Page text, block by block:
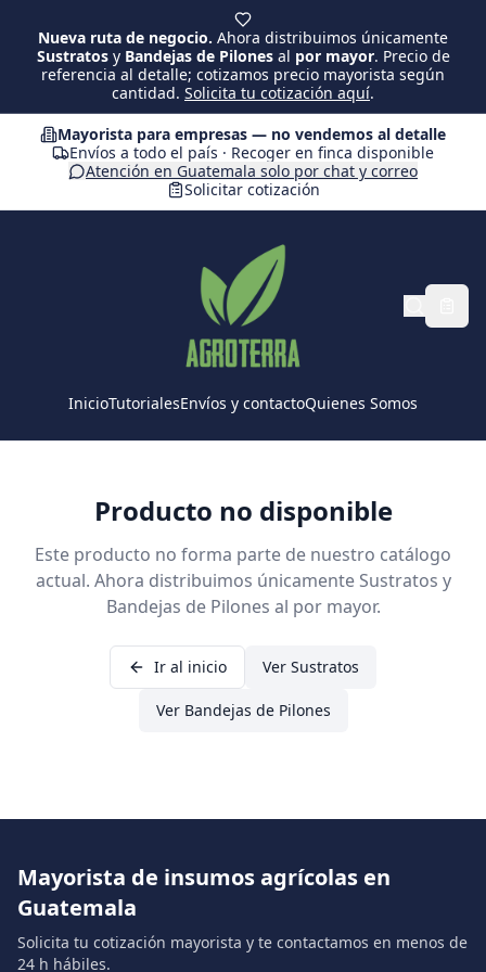
Nueva ruta de negocio. Ahora distribuimos únicamente
Sustratosy Bandejas de Pilonesal por mayor. Precio de
referencia al detalle; cotizamos precio mayorista según
cantidad. Solicita tu cotización aquí.
Mayorista para empresas — no vendemos al detalle
Envíos a todo el país · Recoger en finca disponible
Atención en Guatemala solo por chat y correo
Solicitar cotización
InicioTutorialesEnvíos y contactoQuienes Somos
Producto no disponible
Este producto no forma parte de nuestro catálogo
actual. Ahora distribuimos únicamente Sustratos y
Bandejas de Pilones al por mayor.
Ir al inicio Ver Sustratos
Ver Bandejas de Pilones
Mayorista de insumos agrícolas en
Guatemala
Solicita tu cotización mayorista y te contactamos en menos de
24 h hábiles.